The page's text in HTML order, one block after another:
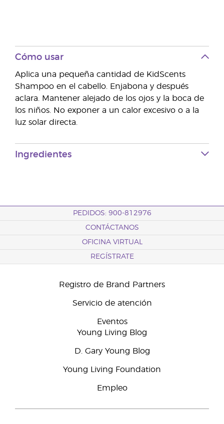
Cómo usar
Aplica una pequeña cantidad de KidScents
Shampoo en el cabello. Enjabona y después
aclara. Mantener alejado de los ojos y la boca de
los niños. No exponer a un calor excesivo o a la
luz solar directa.
Ingredientes
PEDIDOS: 900-812976
CONTÁCTANOS
OFICINA VIRTUAL
REGÍSTRATE
Registro de Brand Partners
Servicio de atención
Eventos
Young Living Blog
D. Gary Young Blog
Young Living Foundation
Empleo